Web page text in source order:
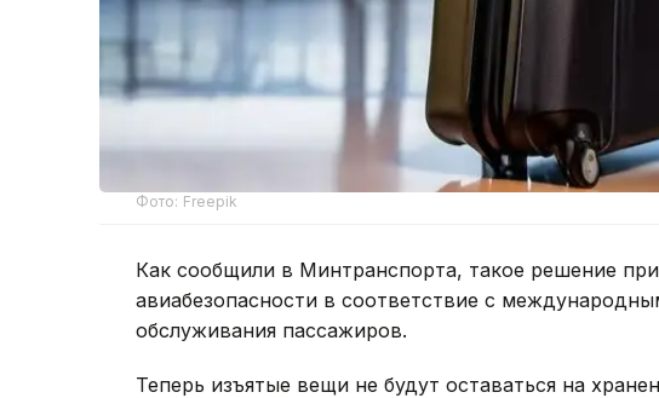
Фото: Freepik
Как сообщили в Минтранспорта, такое решение
авиабезопасности в соответствие с
обслуживания пассажиров.
Теперь изъятые вещи не будут оставаться на